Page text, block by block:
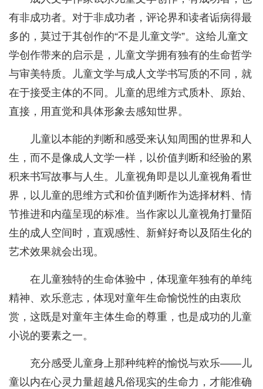
有非成功者。对于非成功者，评论界和读者诟病得最
多的，莫过于其创作的“不是儿童文学”。这给儿童文
学创作带来的启示是，儿童文学拥有独有的生命哲学
与审美特质。儿童文学与成人文学书写质的不同，就
在于接受主体的不同。儿童的思维方式质朴、原始、
直接，用直觉和具体形象去感知世界。
儿童以本能的判断和感受来认知周围的世界和人
生，而不是像成人文学一样，以价值判断和经验的累
积来书写故事与人生。儿童视角即是以儿童视角看世
界，以儿童的思维方式和价值判断作为选择材料、情
节推进和内蕴呈现的标准。当作家以儿童视角打量陌
生的成人空间时，直观感性、新鲜好奇以及陌生化的
艺术效果就会出现。
在儿童独特的生命体验中，体现童年独有的单纯
精神、欢乐意志，体现对童年生命愉悦性的由衷欣
赏，这既是对童年主体生命的尊重，也是成功的儿童
小说的要素之一。
充分感受儿童身上那种纯粹的愉悦与欢乐——儿
童以内在心灵力量超越凡俗现实的生命力，才能准确